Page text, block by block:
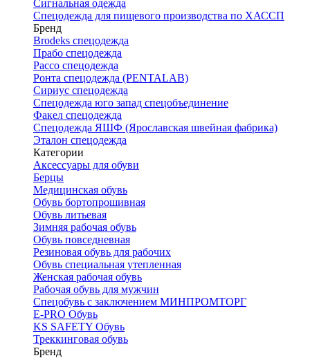
Сигнальная одежда
Спецодежда для пищевого производства по ХАССП
Бренд
Brodeks спецодежда
Прабо спецодежда
Рассо спецодежда
Ронта спецодежда (PENTALAB)
Сириус спецодежда
Спецодежда юго запад спецобъединение
Факел спецодежда
Спецодежда ЯШФ (Ярославская швейная фабрика)
Эталон спецодежда
Категории
Аксессуары для обуви
Берцы
Медицинская обувь
Обувь бортопрошивная
Обувь литьевая
Зимняя рабочая обувь
Обувь повседневная
Резиновая обувь для рабочих
Обувь специальная утепленная
Женская рабочая обувь
Рабочая обувь для мужчин
Спецобувь с заключением МИНПРОМТОРГ
E-PRO Обувь
KS SAFETY Обувь
Треккинговая обувь
Бренд